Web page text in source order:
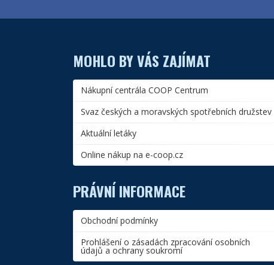
MOHLO BY VÁS ZAJÍMAT
Nákupní centrála COOP Centrum
Svaz českých a moravských spotřebních družstev
Aktuální letáky
Online nákup na e-coop.cz
PRÁVNÍ INFORMACE
Obchodní podmínky
Prohlášení o zásadách zpracování osobních
údajů a ochrany soukromí